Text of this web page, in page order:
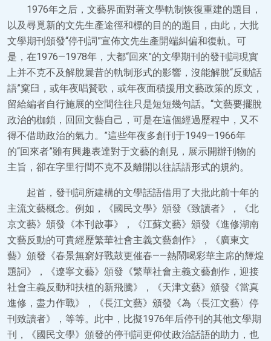
1976年之后，文藝界面對著文學軌制恢復重建的題目，
以及尋覓新的文先生產途徑和標的目的的題目，由此，大批
文學期刊頒發“停刊詞”宣佈文先生產開端糾偏和復軌。可
是，在1976—1978年，大都“回來”的文學期刊的發刊詞現實
上并不克不及解脫曩昔的軌制形式的影響，沒能解脫“反動話
語”窠臼，或年夜唱贊歌，或年夜面積援用文藝政策的原文，
留給編者自行施展的空間往往只是短短幾句話。“文藝要擺脫
政治的枷鎖，回回文藝自己，可是在這個經過歷程中，又不
得不借助政治的氣力。”這些年夜多創刊于1949—1966年
的“回來者”雖有興趣表達對于文藝的創見，展示開辦刊物的
主旨，卻在字里行間不克不及離開以往話語形式的規約。
起首，發刊詞所建構的文學話語借用了大批此前十年的
主流文藝概念。例如，《國民文學》頒發《致讀者》，《北
京文藝》頒發《本刊啟事》，《江蘇文藝》頒發《進修湖南
文藝反動的可貴經歷繁華社會主義文藝創作》，《廣東文
藝》頒發《春景無窮好戰鼓更催春——熱鬧喝彩華主席的輝煌
題詞》，《遼寧文藝》頒發《繁華社會主義文藝創作，迎接
社會主義反動和扶植的新飛騰》，《天津文藝》頒發《當真
進修，盡力作戰》，《長江文藝》頒發《為〈長江文藝〉停
刊致讀者》，等等。此中，比擬1976年后停刊的其他文學期
刊，《國民文學》頒發的停刊詞更仰仗政治話語的助力，也